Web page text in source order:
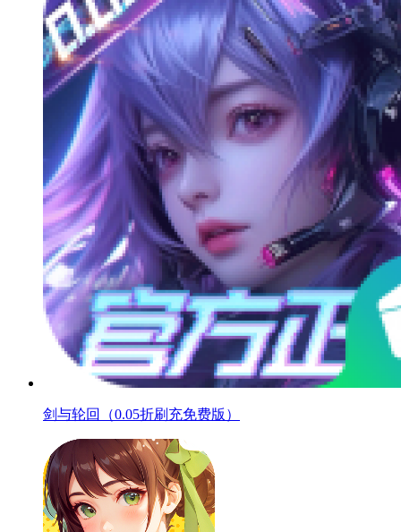
剑与轮回（0.05折刷充免费版）